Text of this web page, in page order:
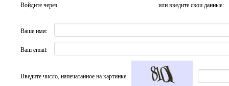
Войдите через или введите свои данные:
Ваше имя:
Ваш email:
Введите число, напечатанное на картинке